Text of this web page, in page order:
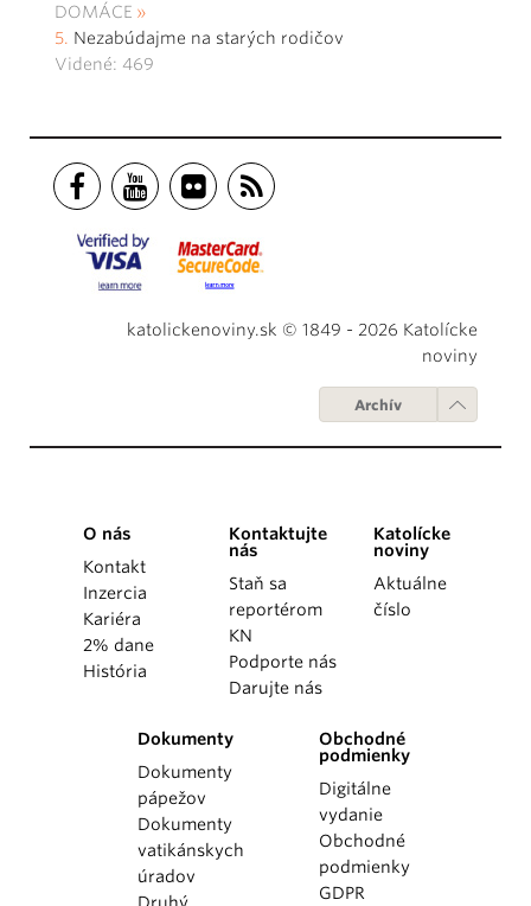
DOMÁCE
Nezabúdajme na starých rodičov
Videné: 469
katolickenoviny.sk © 1849 - 2026 Katolícke
noviny
Archív
O nás
Kontakt
Inzercia
Kariéra
2% dane
História
Kontaktujte
nás
Staň sa
reportérom
KN
Podporte nás
Darujte nás
Katolícke
noviny
Aktuálne
číslo
Dokumenty
Dokumenty
pápežov
Dokumenty
vatikánskych
úradov
Obchodné
podmienky
Digitálne
vydanie
Obchodné
podmienky
GDPR